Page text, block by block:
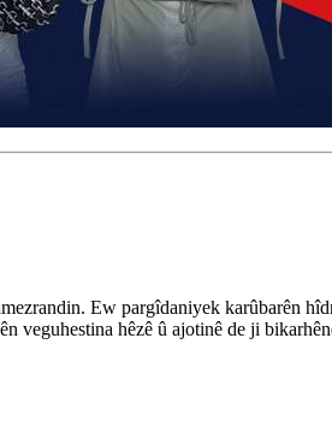
Ew pargîdaniyek
veguhestina hêzê û ajotinê de ji